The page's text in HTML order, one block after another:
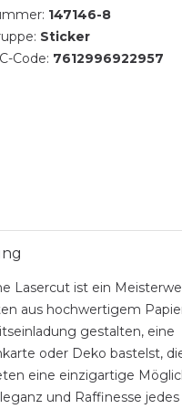
147146-8
Sticker
Code: 7612996922957
Lasercut ist ein
aus hochwertigem
gestalten, eine
oder Deko bastelst,
eine einzigartige
und Raffinesse